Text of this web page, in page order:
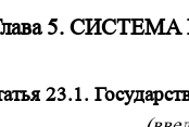
5.
23.1.